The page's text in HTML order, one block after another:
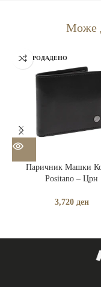
Може
РАСПРОДАДЕНО
Паричник Машки
Positano – Црн
3,720 ден